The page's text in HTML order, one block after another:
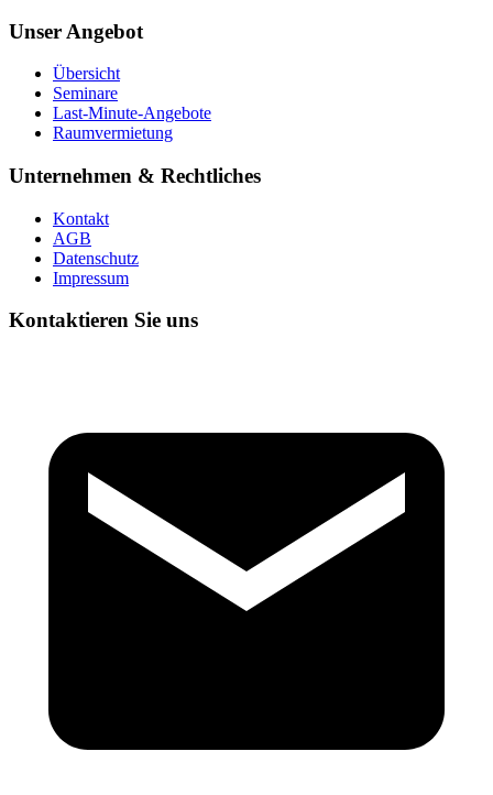
Unser Angebot
Übersicht
Seminare
Last-Minute-Angebote
Raumvermietung
Unternehmen & Rechtliches
Kontakt
AGB
Datenschutz
Impressum
Kontaktieren Sie uns